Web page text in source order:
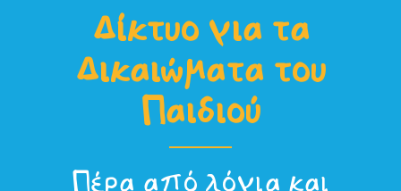
Δίκτυο για τα
Δικαιώµατα του
Παιδιού
Πέρα από λόγια και